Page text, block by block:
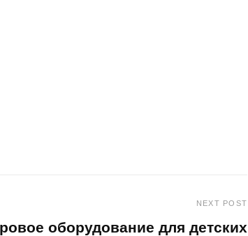
NEXT POST
оборудование для детских